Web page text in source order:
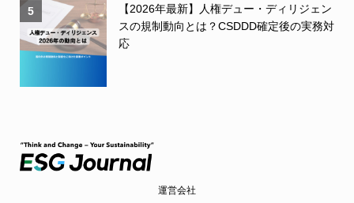
5
【2026年最新】人権デュー・ディリジェン
スの規制動向とは？CSDDD確定後の実務対
応
運営会社